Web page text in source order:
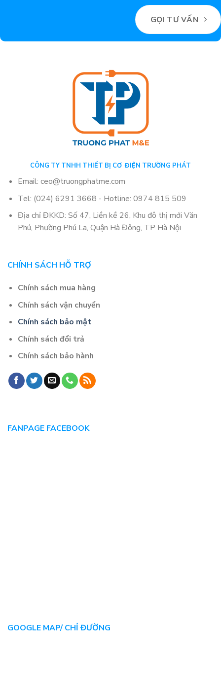
GỌI TƯ VẤN
CÔNG TY TNHH THIẾT BỊ CƠ ĐIỆN TRƯỜNG PHÁT
Email: ceo@truongphatme.com
Tel: (024) 6291 3668 - Hotline: 0974 815 509
Địa chỉ ĐKKD: Số 47, Liền kề 26, Khu đô thị mới Văn
Phú, Phường Phú La, Quận Hà Đông, TP Hà Nội
CHÍNH SÁCH HỖ TRỢ
Chính sách mua hàng
Chính sách vận chuyển
Chính sách bảo mật
Chính sách đổi trả
Chính sách bảo hành
FANPAGE FACEBOOK
GOOGLE MAP/ CHỈ ĐƯỜNG